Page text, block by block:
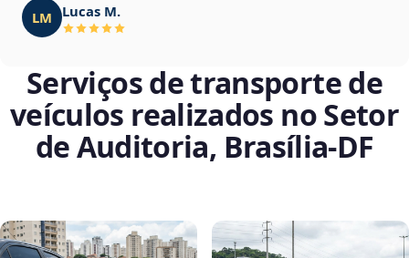
LM Lucas M.
Serviços de transporte de
veículos realizados no Setor
de Auditoria, Brasília‑DF